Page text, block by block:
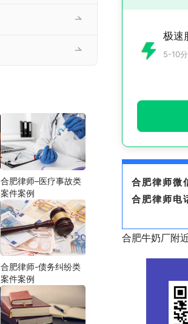
极速
5-10
合肥律师微
合肥律师电
合肥牛奶厂附
合肥律师–医疗事故类
案件案例
合肥律师-债务纠纷类
案件案例